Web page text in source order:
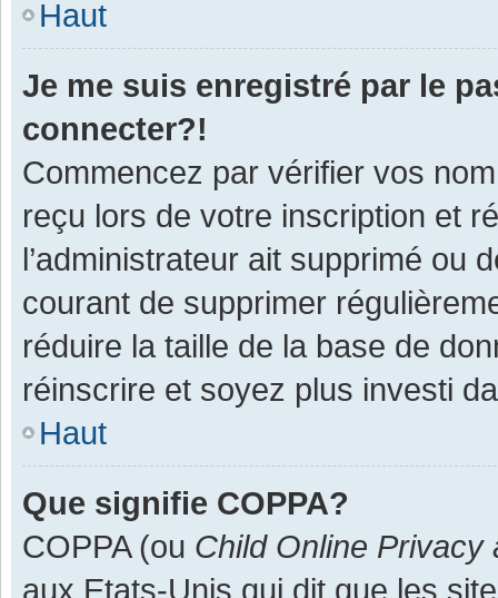
Haut
Je me suis enregistré par le
connecter?!
Commencez par vérifier vos
reçu lors de votre inscription et
l’administrateur ait supprimé ou
courant de supprimer
réduire la taille de la base de
réinscrire et soyez plus investi
Haut
Que signifie COPPA?
COPPA (ou Child Online Privacy
aux Etats-Unis qui dit que les